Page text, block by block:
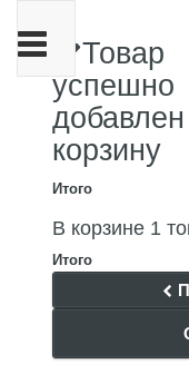
Товар
успешно
корзину
Итого
В корзине 1
Итого
Переключить
навигации